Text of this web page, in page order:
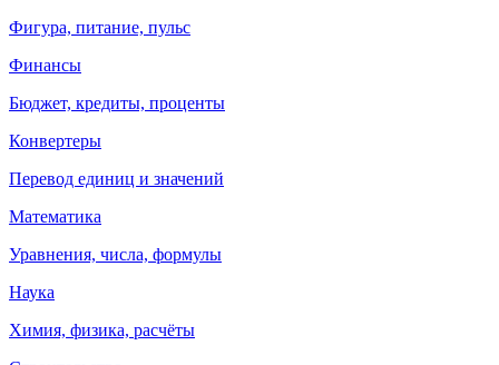
Фигура, питание, пульс
Финансы
Бюджет, кредиты, проценты
Конвертеры
Перевод единиц и значений
Математика
Уравнения, числа, формулы
Наука
Химия, физика, расчёты